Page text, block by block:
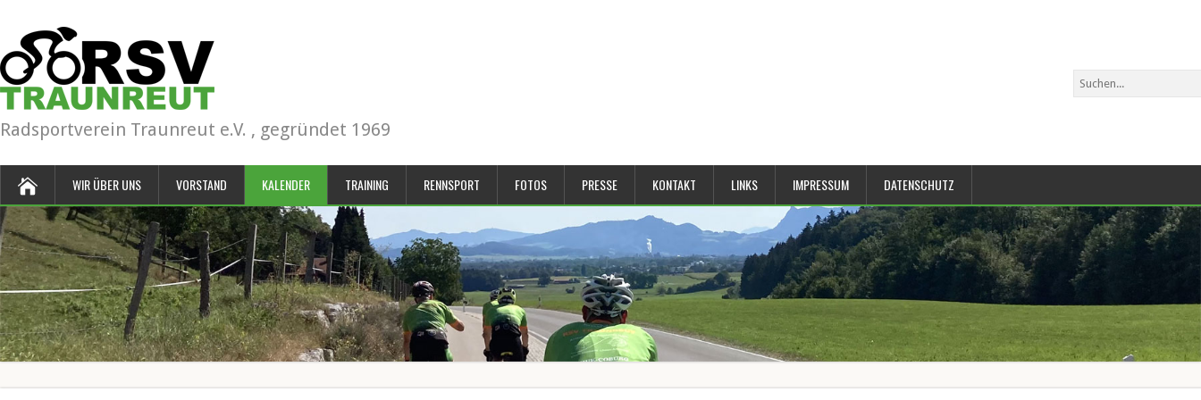
Radsportverein Traunreut e.V. , gegründet 1969
WIR ÜBER UNS VORSTAND KALENDER TRAINING RENNSPORT FOTOS PRESSE KONTAKT LINKS IMPRESSUM DATENSCHUTZ